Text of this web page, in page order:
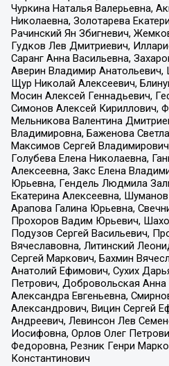
Чуркина Наталья Валерьевна,
Николаевна, Золотарева
Рачинский Ян Збигневич,
Гудков Лев Дмитриевич,
Саранг Анна Васильевна,
Аверин Владимир Анатольевич,
Щур Николай Алексеевич,
Мосин Алексей Геннадьевич,
Симонов Алексей Кириллович,
Мельникова Валентина
Владимировна, Баженова
Максимов Сергей
Голубева Елена Николаевна,
Алексеевна, Закс Елена
Юрьевна, Гендель Людмила
Екатерина Алексеевна,
Арапова Галина Юрьевна,
Прохоров Вадим Юрьевич,
Подузов Сергей Васильевич,
Вячеславовна, Литинский
Сергей Маркович, Бахмин
Анатолий Ефимович, Сухих
Петрович, Добровольская
Александра Евгеньевна,
Александрович, Вицин Сергей
Андреевич, Левинсон Лев
Иосифовна, Орлов Олег
Федоровна, Резник Генри
Константинович